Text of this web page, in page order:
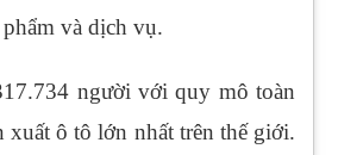
và dịch vụ.
người với quy mô toàn
xuất ô tô lớn nhất trên thế giới.